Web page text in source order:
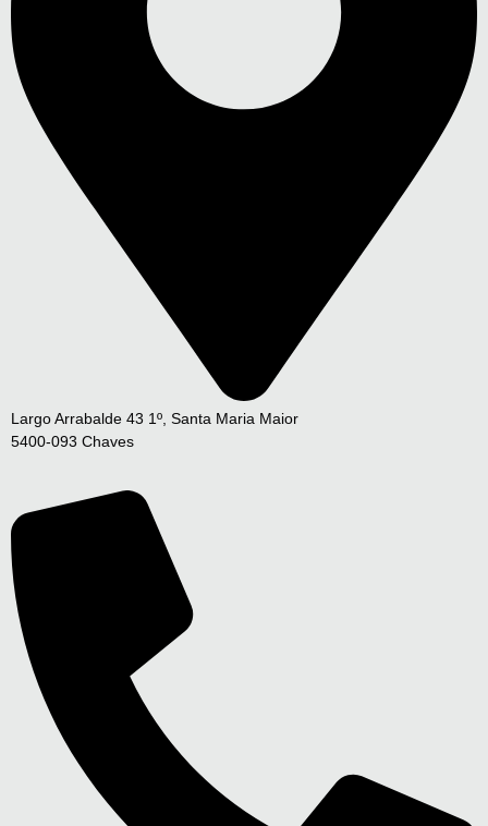
Largo Arrabalde 43 1º, Santa Maria Maior
5400-093 Chaves